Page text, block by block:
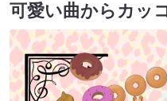
可愛い曲からカッ